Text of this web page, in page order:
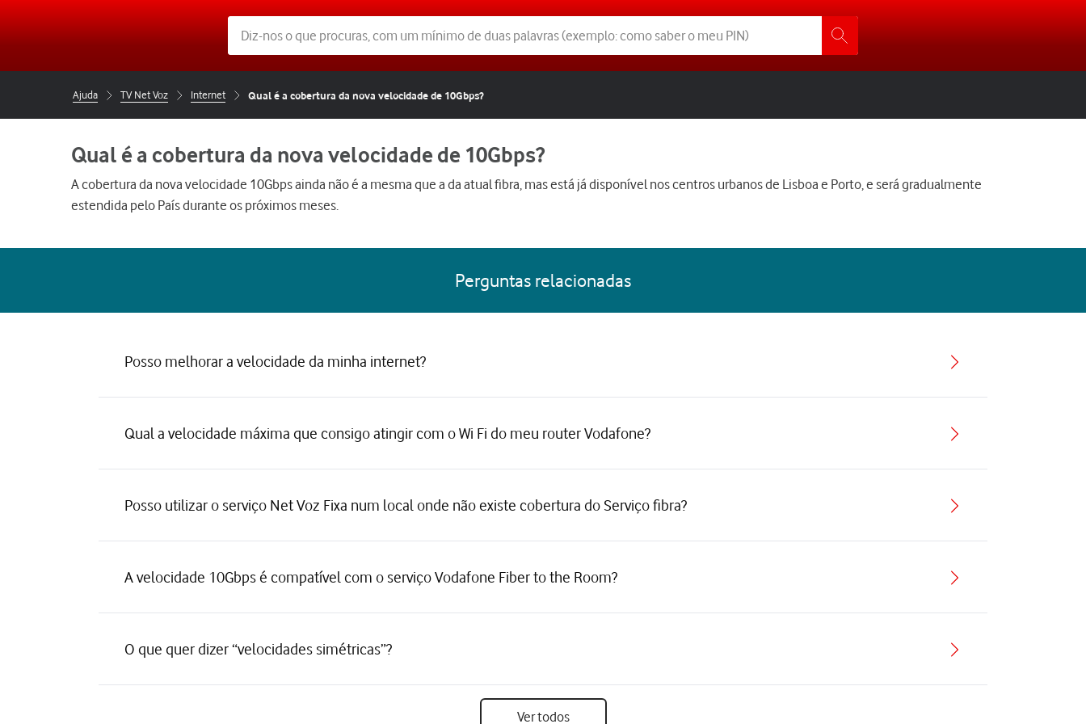
Ajuda TV Net Voz Internet Qual é a cobertura da nova velocidade de 10Gbps?
Qual é a cobertura da nova velocidade de 10Gbps?
A cobertura da nova velocidade 10Gbps ainda não é a mesma que a da atual fibra, mas está já disponível nos centros urbanos de Lisboa e Porto, e será gradualmente
estendida pelo País durante os próximos meses.
Perguntas relacionadas
Posso melhorar a velocidade da minha internet?
Qual a velocidade máxima que consigo atingir com o Wi Fi do meu router Vodafone?
Posso utilizar o serviço Net Voz Fixa num local onde não existe cobertura do Serviço fibra?
A velocidade 10Gbps é compatível com o serviço Vodafone Fiber to the Room?
O que quer dizer “velocidades simétricas”?
Ver todos